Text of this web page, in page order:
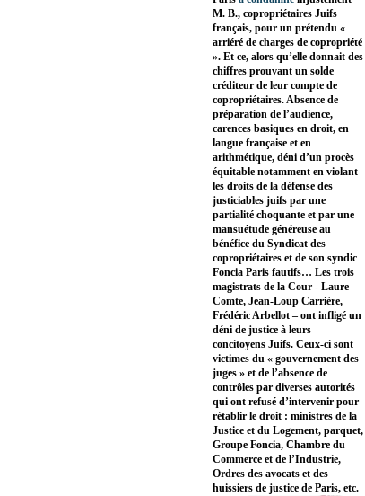
M. B., copropriétaires Juifs
français, pour un prétendu «
arriéré de charges de copropriété
». Et ce, alors qu’elle donnait des
chiffres prouvant un solde
créditeur de leur compte de
copropriétaires. Absence de
préparation de l’audience,
carences basiques en droit, en
langue française et en
arithmétique, déni d’un procès
équitable notamment en violant
les droits de la défense des
justiciables juifs par une
partialité choquante et par une
mansuétude généreuse au
bénéfice du Syndicat des
copropriétaires et de son syndic
Foncia Paris fautifs… Les trois
magistrats de la Cour - Laure
Comte, Jean-Loup Carrière,
Frédéric Arbellot – ont infligé un
déni de justice à leurs
concitoyens Juifs. Ceux-ci sont
victimes du « gouvernement des
juges » et de l’absence de
contrôles par diverses autorités
qui ont refusé d’intervenir pour
rétablir le droit : ministres de la
Justice et du Logement, parquet,
Groupe Foncia, Chambre du
Commerce et de l’Industrie,
Ordres des avocats et des
huissiers de justice de Paris, etc.